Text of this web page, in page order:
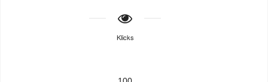
Klicks